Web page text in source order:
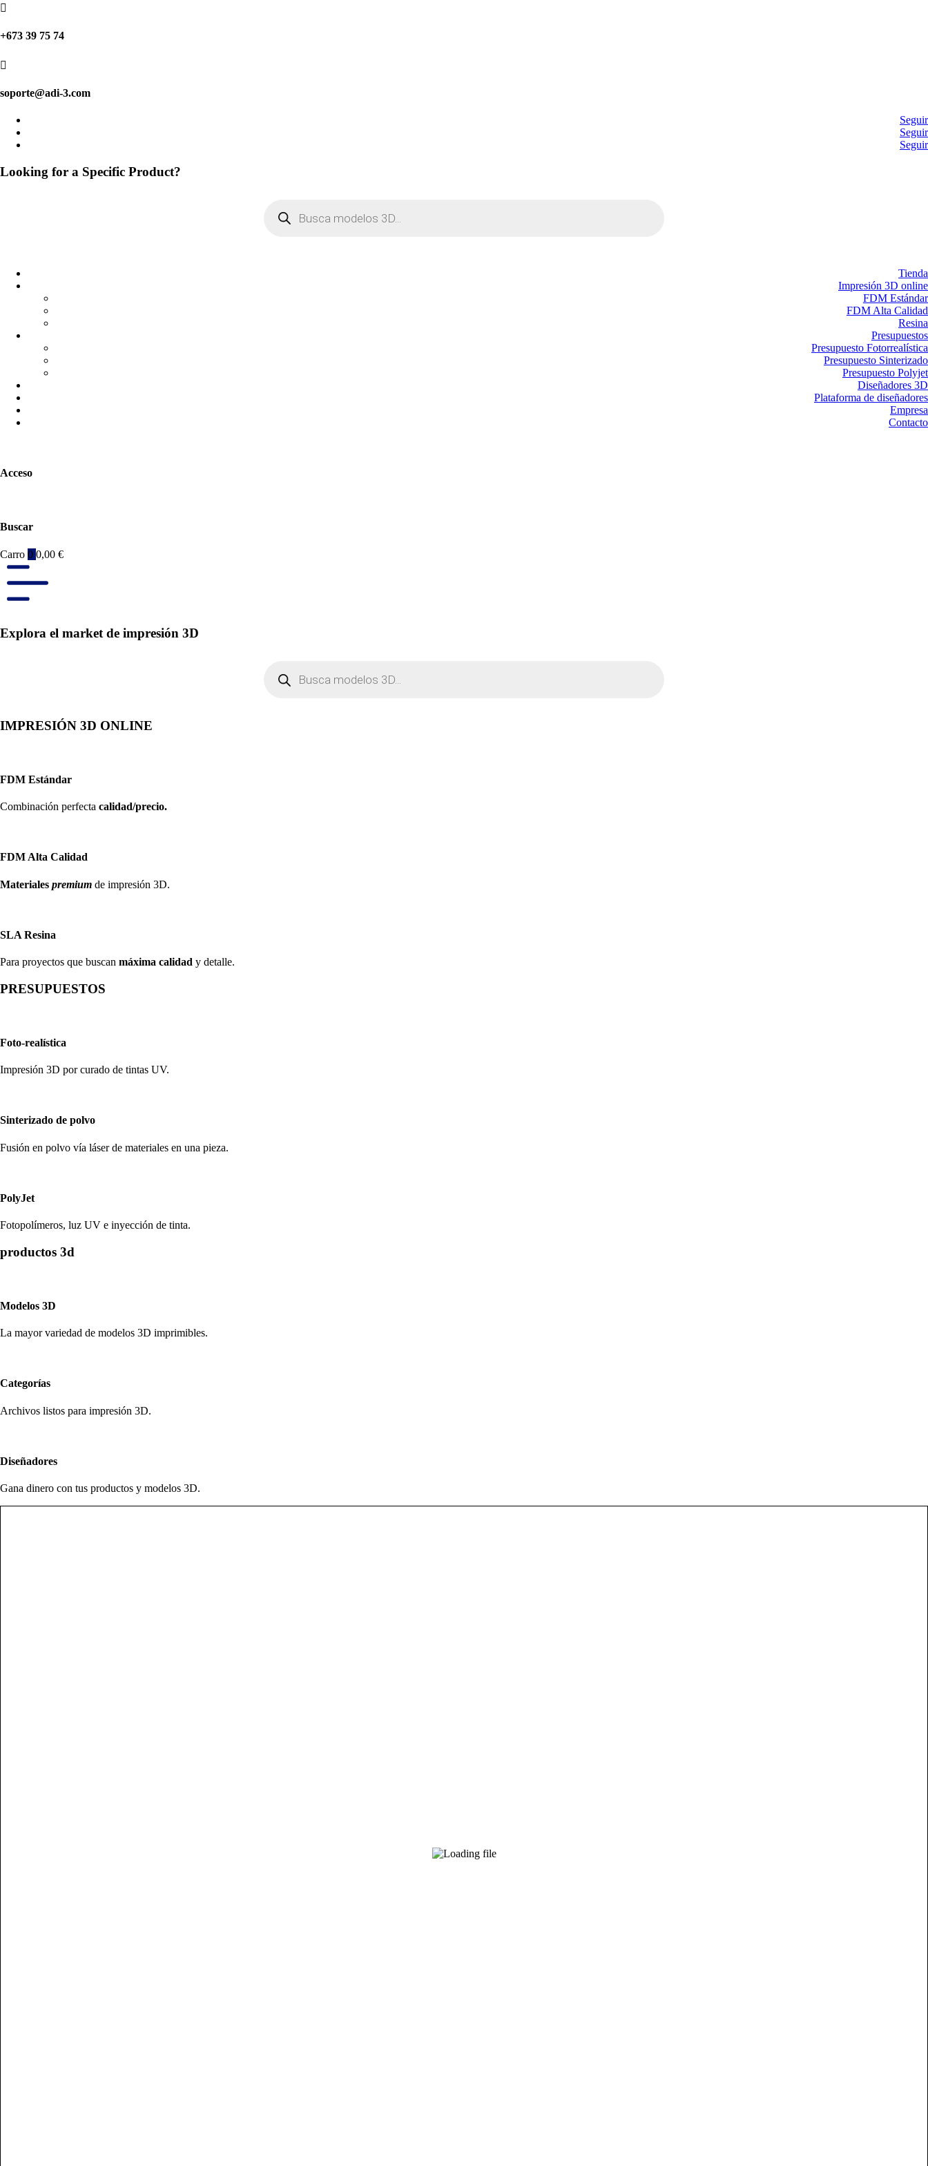

+673 39 75 74

soporte@adi-3.com
Seguir
Seguir
Seguir
Looking for a Specific Product?
productos
Tienda
Impresión 3D online
FDM Estándar
FDM Alta Calidad
Resina
Presupuestos
Presupuesto Fotorrealística
Presupuesto Sinterizado
Presupuesto Polyjet
Diseñadores 3D
Plataforma de diseñadores
Empresa
Contacto
Acceso
Buscar
Carro 0 0,00 €
Explora el market de impresión 3D
productos
IMPRESIÓN 3D ONLINE
FDM Estándar
Combinación perfecta calidad/precio.
FDM Alta Calidad
Materiales premium de impresión 3D.
SLA Resina
Para proyectos que buscan máxima calidad y detalle.
PRESUPUESTOS
Foto-realística
Impresión 3D por curado de tintas UV.
Sinterizado de polvo
Fusión en polvo vía láser de materiales en una pieza.
PolyJet
Fotopolímeros, luz UV e inyección de tinta.
productos 3d
Modelos 3D
La mayor variedad de modelos 3D imprimibles.
Categorías
Archivos listos para impresión 3D.
Diseñadores
Gana dinero con tus productos y modelos 3D.